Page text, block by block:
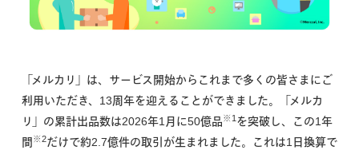
「メルカリ」は、サービス開始からこれまで多くの皆さまにご
利用いただき、13周年を迎えることができました。「メルカ
リ」の累計出品数は2026年1月に50億品※1 を突破し、この1年
間 ※2だけで約2.7億件の取引が生まれました。これは1日換算で